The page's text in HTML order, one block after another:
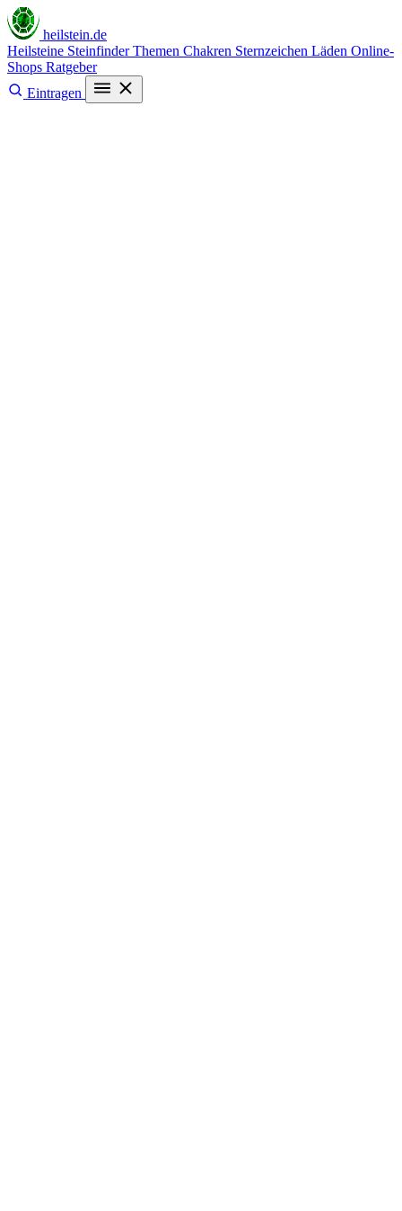
heilstein.de
Heilsteine SteinfinderThemen Chakren Sternzeichen Läden Online-
Shops Ratgeber
Eintragen